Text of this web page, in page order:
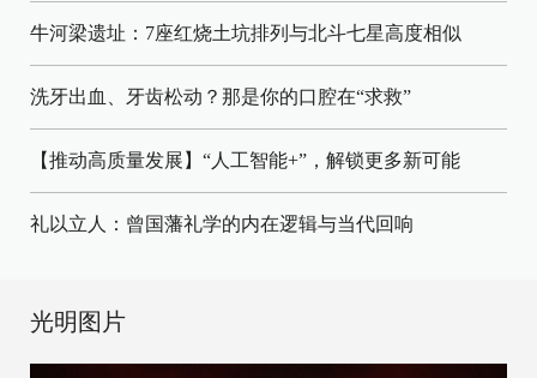
牛河梁遗址：7座红烧土坑排列与北斗七星高度相似
洗牙出血、牙齿松动？那是你的口腔在“求救”
【推动高质量发展】“人工智能+”，解锁更多新可能
礼以立人：曾国藩礼学的内在逻辑与当代回响
光明图片